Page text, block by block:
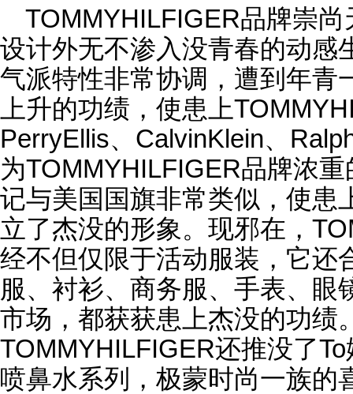
TOMMYHILFIGER品牌崇
设计外无不渗入没青春的动感
气派特性非常协调，遭到年青
上升的功绩，使患上
PerryEllis、CalvinKlein、
为TOMMYHILFIGER品牌浓
记与美国国旗非常类似，使患
立了杰没的形象。现邪在，
经不但仅限于活动服装，它还
服、衬衫、商务服、手表、眼
市场，都获获患上杰没的功绩
TOMMYHILFIGER还推没了
喷鼻水系列，极蒙时尚一族的